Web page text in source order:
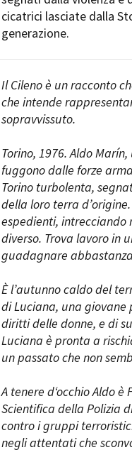
cicatrici lasciate dalla
generazione.
Il Cileno è un racconto
che intende
sopravvissuto.
Torino, 1976. Aldo
fuggono dalle forze
Torino turbolenta,
della loro terra
espedienti,
diverso. Trova lavoro in
guadagnare
È l’autunno caldo del
di Luciana, una giovane
diritti delle donne, e di
Luciana è pronta a
un passato che non
A tenere d‘occhio Aldo
Scientifica della Polizia
contro i gruppi
negli attentati che